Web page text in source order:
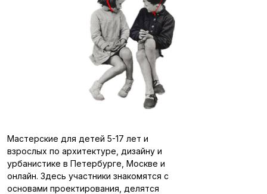
Мастерские для детей 5-17 лет и
взрослых по архитектуре, дизайну и
урбанистике в Петербурге, Москве и
онлайн. Здесь участники знакомятся с
основами проектирования, делятся